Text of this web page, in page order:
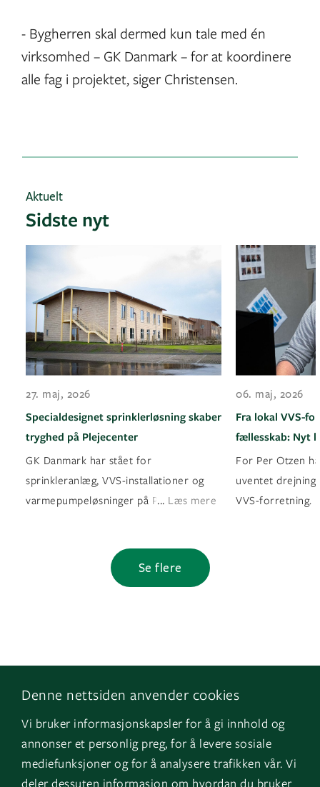
Denne nettsiden anvender cookies
Vi bruker informasjonskapsler for å gi innhold og
annonser et personlig preg, for å levere sosiale
mediefunksjoner og for å analysere trafikken vår. Vi
deler dessuten informasjon om hvordan du bruker
- Bygherren skal dermed kun tale med én
virksomhed – GK Danmark – for at koordinere
alle fag i projektet, siger Christensen.
Aktuelt
Sidste nyt
27. maj, 2026
Specialdesignet sprinklerløsning skaber
tryghed på Plejecenter
GK Danmark har stået for
sprinkleranlæg, VVS-installationer og
varmepumpeløsninger på Plejecente
... Læs mere
06. maj, 2026
Fra lokal VVS-
fællesskab: Nyt
For Per Otzen
uventet drejning
VVS-forretning.
Se flere
Følg os
Facebook
LinkedIn
Naviger
Kontakt os
Vores tjenester